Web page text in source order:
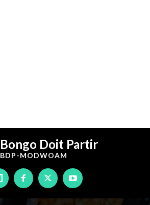
Bongo Doit Partir
BDP-MODWOAM